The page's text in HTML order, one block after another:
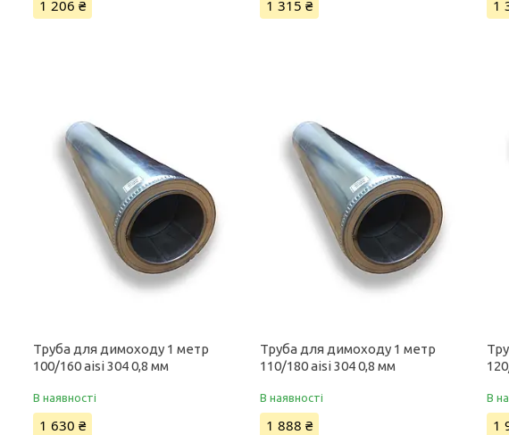
1 206 ₴ 1 315 ₴ 1
Труба для димоходу 1 метр
100/160 aisi 304 0,8 мм
В наявності
1 630 ₴
Труба для димоходу 1 метр
110/180 aisi 304 0,8 мм
В наявності
1 888 ₴
В
1